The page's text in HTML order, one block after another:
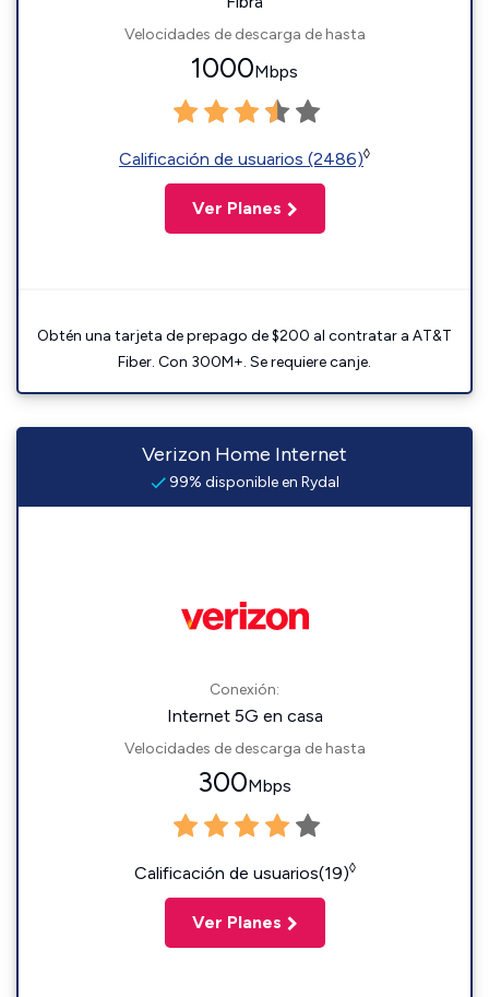
Velocidades de descarga de hasta
1000Mbps
Calificación de usuarios (2486)◊
Ver Planes
Obtén una tarjeta de prepago de $200 al contratar a AT&T
Fiber. Con 300M+. Se requiere canje.
Verizon Home Internet
99% disponible en Rydal
Conexión:
Internet 5G en casa
Velocidades de descarga de hasta
300Mbps
Calificación de usuarios(19)◊
Ver Planes